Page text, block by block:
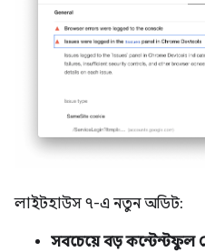
লাইটহাউস ৭-এ নতুন অডিট:
সবচেয়ে বড় কন্টেন্টফুল